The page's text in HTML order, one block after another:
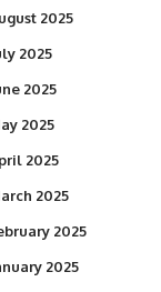
2025
2025
2025
2025
2025
2025
2025
2025